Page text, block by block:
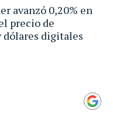
avanzó 0,20% en
precio de
digitales